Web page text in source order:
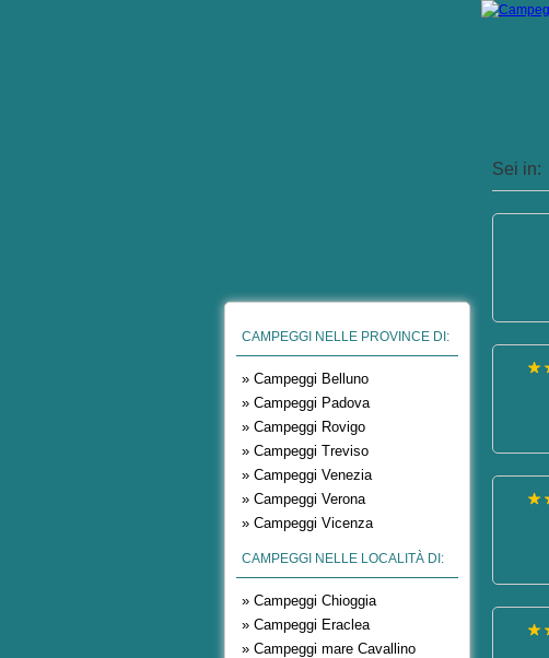
CAMPEGGI NELLE PROVINCE DI:
» Campeggi Belluno
» Campeggi Padova
» Campeggi Rovigo
» Campeggi Treviso
» Campeggi Venezia
» Campeggi Verona
» Campeggi Vicenza
CAMPEGGI NELLE LOCALITÀ DI:
» Campeggi Chioggia
» Campeggi Eraclea
» Campeggi mare Cavallino
Sei in: